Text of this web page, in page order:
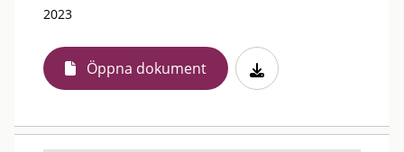
2023
Öppna dokument